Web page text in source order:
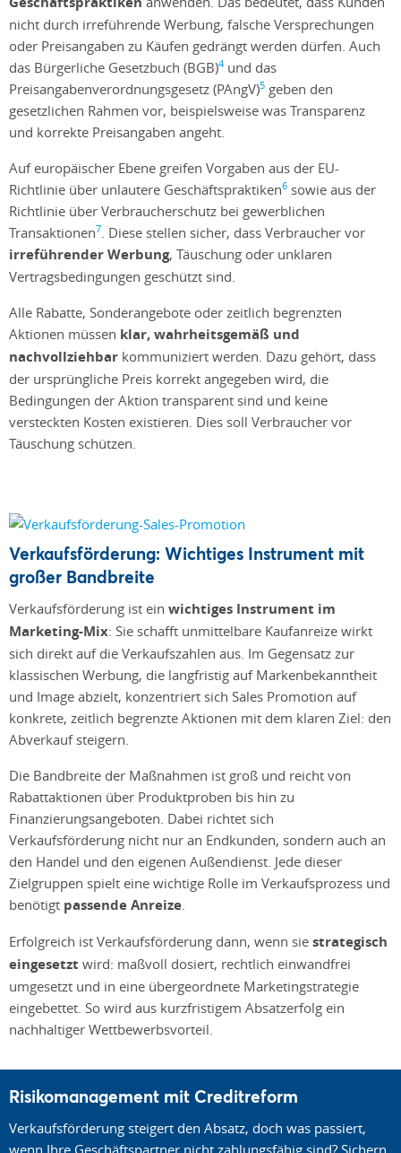
nicht durch irreführende Werbung, falsche Versprechungen
oder Preisangaben zu Käufen gedrängt werden dürfen. Auch
das Bürgerliche Gesetzbuch (BGB)4 und das
Preisangabenverordnungsgesetz (PAngV)5 geben den
gesetzlichen Rahmen vor, beispielsweise was Transparenz
und korrekte Preisangaben angeht.
Auf europäischer Ebene greifen Vorgaben aus der EU-
Richtlinie über unlautere Geschäftspraktiken6 sowie aus der
Richtlinie über Verbraucherschutz bei gewerblichen
Transaktionen7 . Diese stellen sicher, dass Verbraucher vor
irreführender Werbung, Täuschung oder unklaren
Vertragsbedingungen geschützt sind.
Alle Rabatte, Sonderangebote oder zeitlich begrenzten
Aktionen müssen klar, wahrheitsgemäß und
nachvollziehbar kommuniziert werden. Dazu gehört, dass
der ursprüngliche Preis korrekt angegeben wird, die
Bedingungen der Aktion transparent sind und keine
versteckten Kosten existieren. Dies soll Verbraucher vor
Täuschung schützen.
Verkaufsförderung: Wichtiges Instrument mit
großer Bandbreite
Verkaufsförderung ist ein wichtiges Instrument im
Marketing-Mix: Sie schafft unmittelbare Kaufanreize wirkt
sich direkt auf die Verkaufszahlen aus. Im Gegensatz zur
klassischen Werbung, die langfristig auf Markenbekanntheit
und Image abzielt, konzentriert sich Sales Promotion auf
konkrete, zeitlich begrenzte Aktionen mit dem klaren Ziel: den
Abverkauf steigern.
Die Bandbreite der Maßnahmen ist groß und reicht von
Rabattaktionen über Produktproben bis hin zu
Finanzierungsangeboten. Dabei richtet sich
Verkaufsförderung nicht nur an Endkunden, sondern auch an
den Handel und den eigenen Außendienst. Jede dieser
Zielgruppen spielt eine wichtige Rolle im Verkaufsprozess und
benötigt passende Anreize.
Erfolgreich ist Verkaufsförderung dann, wenn sie strategisch
eingesetzt wird: maßvoll dosiert, rechtlich einwandfrei
umgesetzt und in eine übergeordnete Marketingstrategie
eingebettet. So wird aus kurzfristigem Absatzerfolg ein
nachhaltiger Wettbewerbsvorteil.
Risikomanagement mit Creditreform
Verkaufsförderung steigert den Absatz, doch was passiert,
wenn Ihre Geschäftspartner nicht zahlungsfähig sind? Sichern